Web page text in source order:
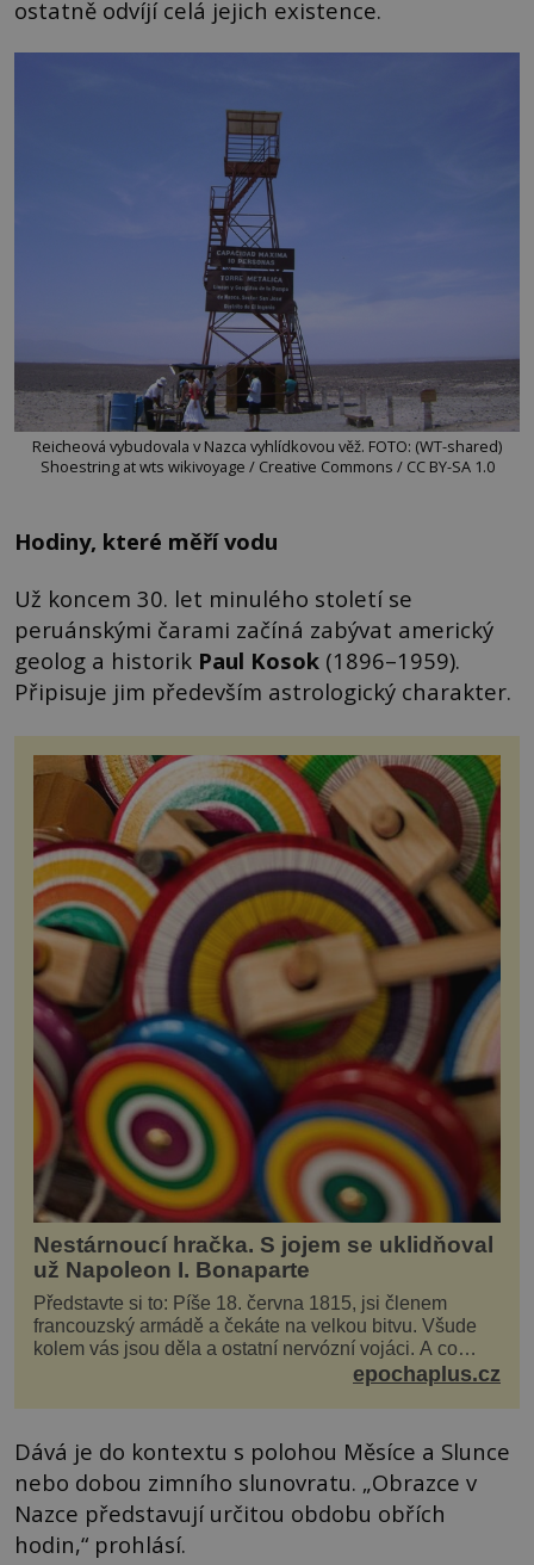
ostatně odvíjí celá jejich existence.
Reicheová vybudovala v Nazca vyhlídkovou věž. FOTO: (WT-shared)
Shoestring at wts wikivoyage / Creative Commons / CC BY-SA 1.0
Hodiny, které měří vodu
Už koncem 30. let minulého století se
peruánskými čarami začíná zabývat americký
geolog a historik Paul Kosok (1896–1959).
Připisuje jim především astrologický charakter.
Nestárnoucí hračka. S jojem se uklidňoval
už Napoleon I. Bonaparte
Představte si to: Píše 18. června 1815, jsi členem
francouzský armádě a čekáte na velkou bitvu. Všude
kolem vás jsou děla a ostatní nervózní vojáci. A co
děláte vy? Hrajete si… s jojem! Zdá se v...epochaplus.cz
Dává je do kontextu s polohou Měsíce a Slunce
nebo dobou zimního slunovratu. „Obrazce v
Nazce představují určitou obdobu obřích
hodin,“ prohlásí.